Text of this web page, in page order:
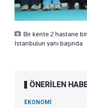
Bir kente 2 hastane
İstanbulun yanı başında
ÖNERİLEN
EKONOMİ